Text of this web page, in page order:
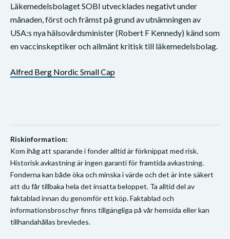
Läkemedelsbolaget SOBI utvecklades negativt under
månaden, först och främst på grund av utnämningen av
USA:s nya hälsovårdsminister (Robert F Kennedy) känd som
en vaccinskeptiker och allmänt kritisk till läkemedelsbolag.
Alfred Berg Nordic Small Cap
Riskinformation:
Kom ihåg att sparande i fonder alltid är förknippat med risk.
Historisk avkastning är ingen garanti för framtida avkastning.
Fonderna kan både öka och minska i värde och det är inte säkert
att du får tillbaka hela det insatta beloppet. Ta alltid del av
faktablad innan du genomför ett köp. Faktablad och
informationsbroschyr finns tillgängliga på vår hemsida eller kan
tillhandahållas brevledes.